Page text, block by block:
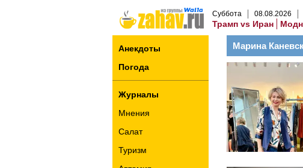
Суббота 08.08.2026
Трамп vs Иран
Анекдоты
Погода
Журналы
Мнения
Салат
Туризм
Марина